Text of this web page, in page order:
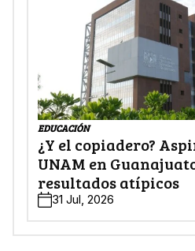
EDUCACIÓN
¿Y el copiadero?
UNAM en
resultados atípicos
31 Jul, 2026